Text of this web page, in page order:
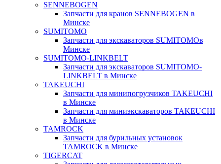
SENNEBOGEN
Запчасти для кранов SENNEBOGEN в
Минске
SUMITOMO
Запчасти для экскаваторов SUMITOMOв
Минске
SUMITOMO-LINKBELT
Запчасти для экскаваторов SUMITOMO-
LINKBELT в Минске
TAKEUCHI
Запчасти для минипогрузчиков TAKEUCHI
в Минске
Запчасти для миниэкскаваторов TAKEUCHI
в Минске
TAMROCK
Запчасти для бурильных установок
TAMROCK в Минске
TIGERCAT